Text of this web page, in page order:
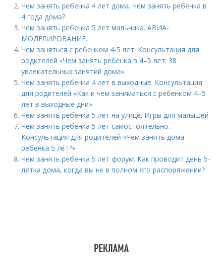
Чем занять ребенка 4 лет дома. Чем занять ребёнка в
4 года дома?
Чем занять ребенка 5 лет мальчика. АВИА-
МОДЕЛИРОВАНИЕ.
Чем заняться с ребенком 4-5 лет. Консультация для
родителей «Чем занять ребенка в 4–5 лет: 38
увлекательных занятий дома»
Чем занять ребенка 4 лет в выходные. Консультация
для родителей «Как и чем заниматься с ребенком 4–5
лет в выходные дни»
Чем занять ребенка 5 лет на улице. Игры для малышей
Чем занять ребенка 5 лет самостоятельно.
Консультация для родителей «Чем занять дома
ребенка 5 лет?»
Чем занять ребенка 5 лет форум. Как проводит день 5-
летка дома, когда вы не в полном его распоряжении?